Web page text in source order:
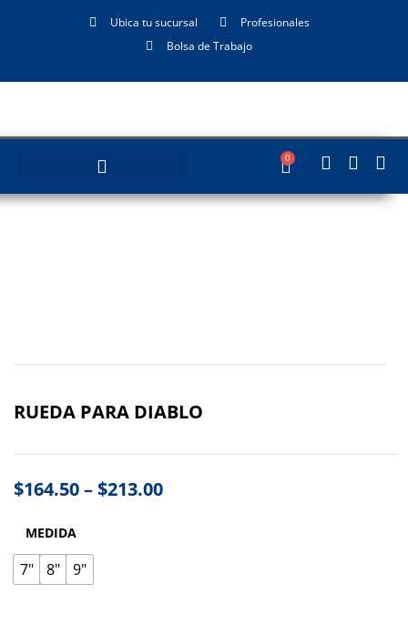
Ubica tu sucursal
Profesionales
Bolsa de Trabajo
0
RUEDA PARA DIABLO
$164.50–$213.00
MEDIDA
7" 8" 9"